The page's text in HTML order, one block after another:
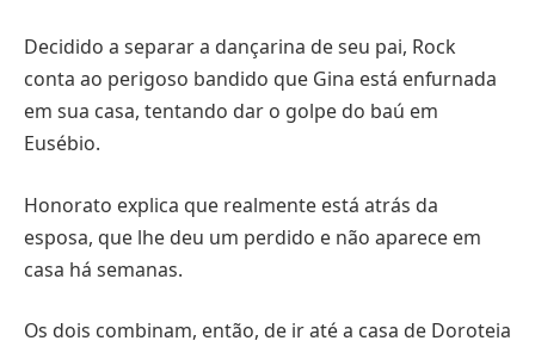
Decidido a separar a dançarina de seu pai, Rock
conta ao perigoso bandido que Gina está enfurnada
em sua casa, tentando dar o golpe do baú em
Eusébio.
Honorato explica que realmente está atrás da
esposa, que lhe deu um perdido e não aparece em
casa há semanas.
Os dois combinam, então, de ir até a casa de Doroteia